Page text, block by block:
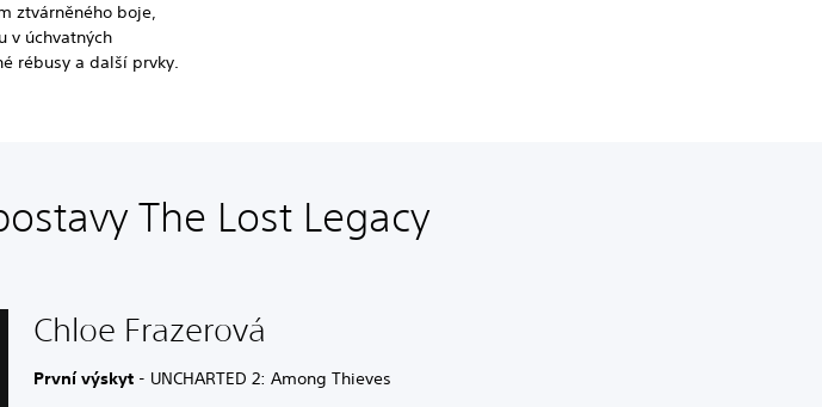
ztvárněného boje,
v úchvatných
rébusy a další prvky.
The Lost Legacy
Chloe Frazerová
První výskyt - UNCHARTED 2: Among Thieves